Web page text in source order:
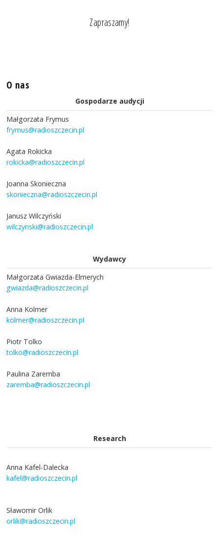
Zapraszamy!
O nas
Gospodarze audycji
Małgorzata Frymus
frymus@radioszczecin.pl
Agata Rokicka
rokicka@radioszczecin.pl
Joanna Skonieczna
skonieczna@radioszczecin.pl
Janusz Wilczyński
wilczynski@radioszczecin.pl
Wydawcy
Małgorzata Gwiazda-Elmerych
gwiazda@radioszczecin.pl
Anna Kolmer
kolmer@radioszczecin.pl
Piotr Tolko
tolko@radioszczecin.pl
Paulina Zaremba
zaremba@radioszczecin.pl
Research
Anna Kafel-Dalecka
kafel@radioszczecin.pl
Sławomir Orlik
orlik@radioszczecin.pl